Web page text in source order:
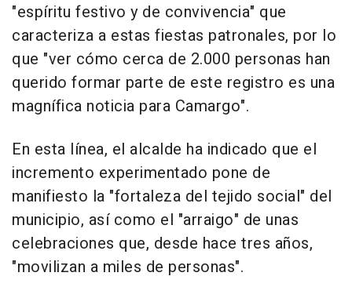
"espíritu festivo y de convivencia" que
caracteriza a estas fiestas patronales, por lo
que "ver cómo cerca de 2.000 personas han
querido formar parte de este registro es una
magnífica noticia para Camargo".
En esta línea, el alcalde ha indicado que el
incremento experimentado pone de
manifiesto la "fortaleza del tejido social" del
municipio, así como el "arraigo" de unas
celebraciones que, desde hace tres años,
"movilizan a miles de personas".